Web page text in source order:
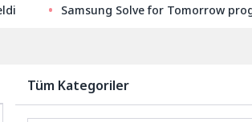
Samsung Solve for Tomorrow
Tüm Kategoriler